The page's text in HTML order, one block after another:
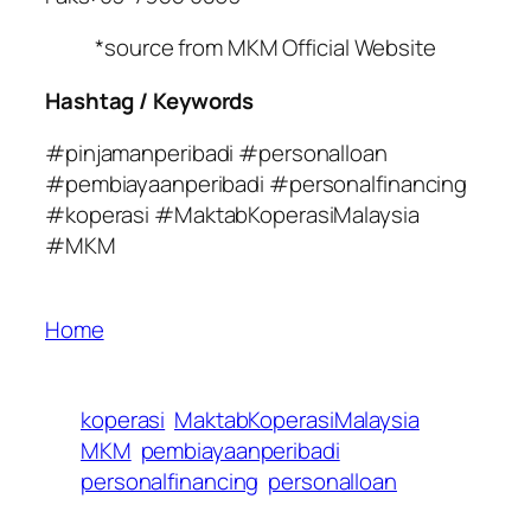
*source from MKM Official Website
Hashtag / Keywords
#pinjamanperibadi #personalloan
#pembiayaanperibadi #personalfinancing
#koperasi #MaktabKoperasiMalaysia
#MKM
Home
koperasi MaktabKoperasiMalaysia
MKM pembiayaanperibadi
personalfinancing personalloan